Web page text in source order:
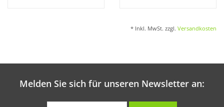
* Inkl. MwSt. zzgl. Versandkosten
Melden Sie sich für unseren Newsletter an: